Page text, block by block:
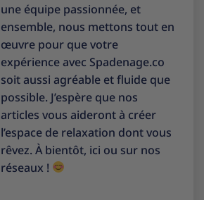
une équipe passionnée, et
ensemble, nous mettons tout en
œuvre pour que votre
expérience avec Spadenage.co
soit aussi agréable et fluide que
possible. J’espère que nos
articles vous aideront à créer
l’espace de relaxation dont vous
rêvez. À bientôt, ici ou sur nos
réseaux !